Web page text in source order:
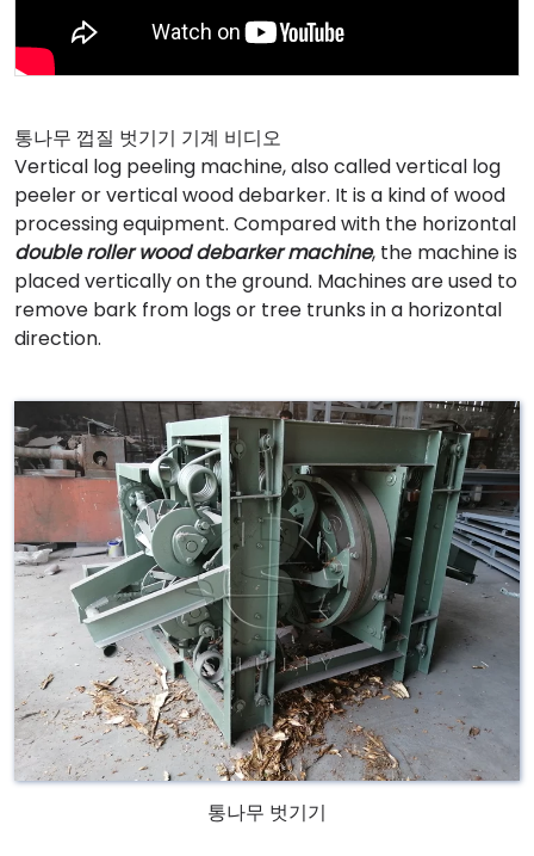
통나무 껍질 벗기기 기계 비디오
Vertical log peeling machine, also called vertical log
peeler or vertical wood debarker. It is a kind of wood
processing equipment. Compared with the horizontal
double roller wood debarker machine, the machine is
placed vertically on the ground. Machines are used to
remove bark from logs or tree trunks in a horizontal
direction.
통나무 벗기기